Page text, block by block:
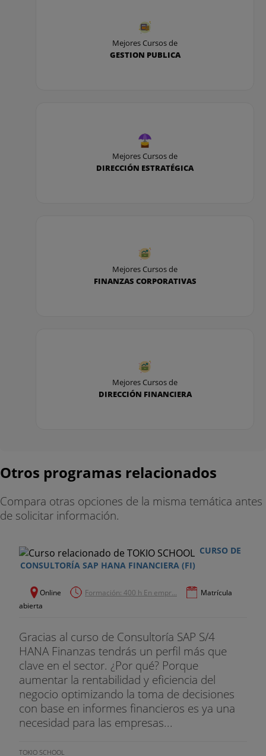
Mejores Cursos de
GESTION PUBLICA
Mejores Cursos de
DIRECCIÓN ESTRATÉGICA
Mejores Cursos de
FINANZAS CORPORATIVAS
Mejores Cursos de
DIRECCIÓN FINANCIERA
Otros programas relacionados
Compara otras opciones de la misma temática antes
de solicitar información.
CURSO DE
CONSULTORÍA SAP HANA FINANCIERA (FI)
Online Formación: 400 h En empr...
Matrícula
abierta
Gracias al curso de Consultoría SAP S/4
HANA Finanzas tendrás un perfil más que
clave en el sector. ¿Por qué? Porque
aumentar la rentabilidad y eficiencia del
negocio optimizando la toma de decisiones
con base en informes financieros es ya una
necesidad para las empresas...
TOKIO SCHOOL